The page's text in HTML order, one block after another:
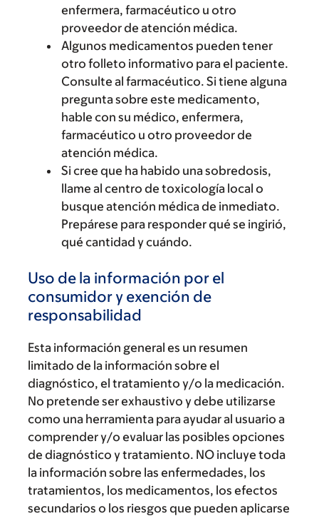
enfermera, farmacéutico u otro
proveedor de atención médica.
Algunos medicamentos pueden tener
otro folleto informativo para el paciente.
Consulte al farmacéutico. Si tiene alguna
pregunta sobre este medicamento,
hable con su médico, enfermera,
farmacéutico u otro proveedor de
atención médica.
Si cree que ha habido una sobredosis,
llame al centro de toxicología local o
busque atención médica de inmediato.
Prepárese para responder qué se ingirió,
qué cantidad y cuándo.
Uso de la información por el
consumidor y exención de
responsabilidad
Esta información general es un resumen
limitado de la información sobre el
diagnóstico, el tratamiento y/o la medicación.
No pretende ser exhaustivo y debe utilizarse
como una herramienta para ayudar al usuario a
comprender y/o evaluar las posibles opciones
de diagnóstico y tratamiento. NO incluye toda
la información sobre las enfermedades, los
tratamientos, los medicamentos, los efectos
secundarios o los riesgos que pueden aplicarse